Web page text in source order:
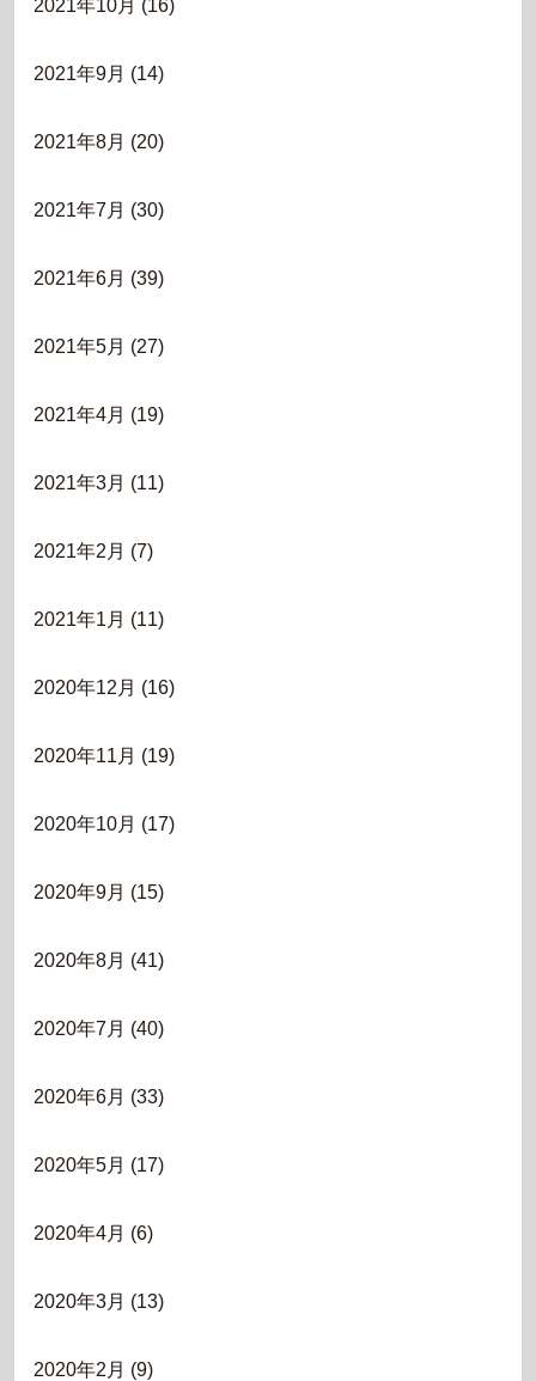
2021年10月 (16)
2021年9月 (14)
2021年8月 (20)
2021年7月 (30)
2021年6月 (39)
2021年5月 (27)
2021年4月 (19)
2021年3月 (11)
2021年2月 (7)
2021年1月 (11)
2020年12月 (16)
2020年11月 (19)
2020年10月 (17)
2020年9月 (15)
2020年8月 (41)
2020年7月 (40)
2020年6月 (33)
2020年5月 (17)
2020年4月 (6)
2020年3月 (13)
2020年2月 (9)